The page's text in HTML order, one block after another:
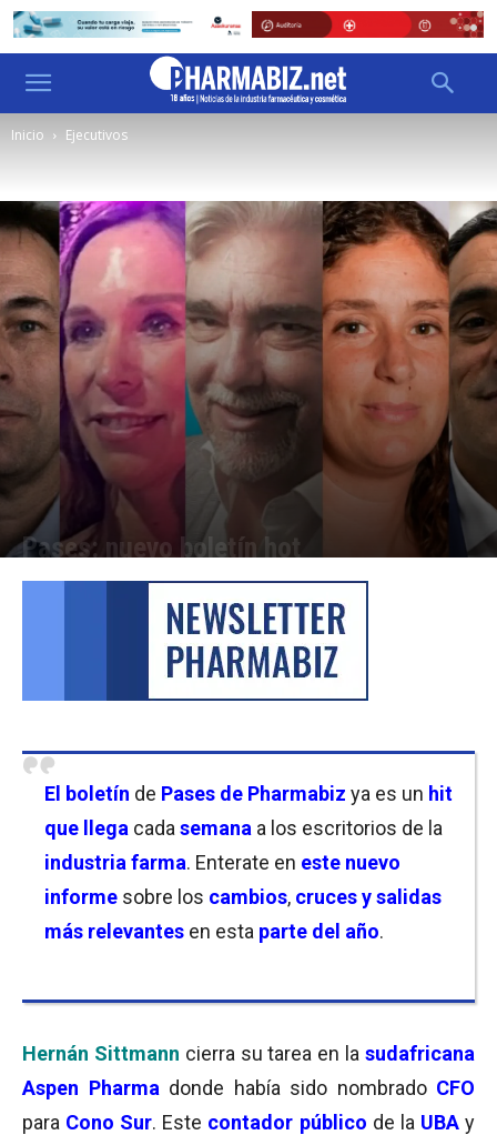
Inicio Ejecutivos
Pases: nuevo boletín hot
Por Cristina Kroll y Martina Pawlak - 15/05/2026 17:15
El boletín de Pases de Pharmabiz ya es un hit
que llega cada semana a los escritorios de la
industria farma. Enterate en este nuevo
informe sobre los cambios, cruces y salidas
más relevantes en esta parte del año.
Hernán Sittmann cierra su tarea en lasudafricana
Aspen Pharma donde había sido nombrado CFO
para Cono Sur. Este contador público de la UBAy